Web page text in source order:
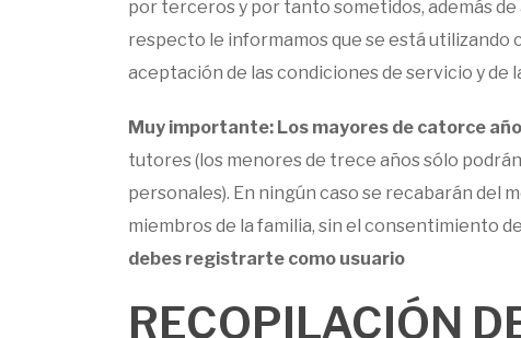
por terceros y por tanto sometidos, además
respecto le informamos que se está utilizando
aceptación de las condiciones de servicio y de
Muy importante: Los mayores de catorce
tutores (los menores de trece años sólo
personales). En ningún caso se recabarán del
miembros de la familia, sin el consentimiento
debes registrarte como usuario
RECOPILACIÓN